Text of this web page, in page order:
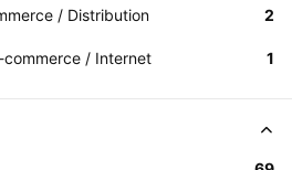
/ Distribution 2
/ Internet 1